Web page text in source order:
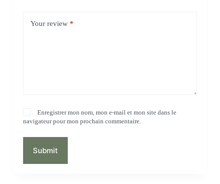
Your review *
Enregistrer mon nom, mon e-mail et mon site dans le
navigateur pour mon prochain commentaire.
Submit